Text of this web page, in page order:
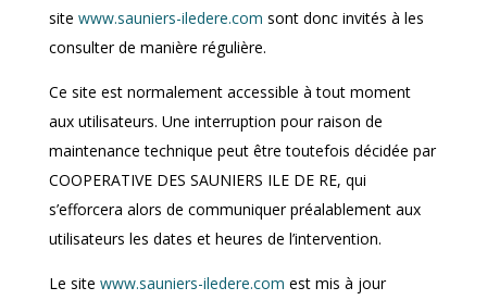
site www.sauniers-iledere.com sont donc invités à les
consulter de manière régulière.
Ce site est normalement accessible à tout moment
aux utilisateurs. Une interruption pour raison de
maintenance technique peut être toutefois décidée par
COOPERATIVE DES SAUNIERS ILE DE RE, qui
s’efforcera alors de communiquer préalablement aux
utilisateurs les dates et heures de l’intervention.
Le site www.sauniers-iledere.com est mis à jour